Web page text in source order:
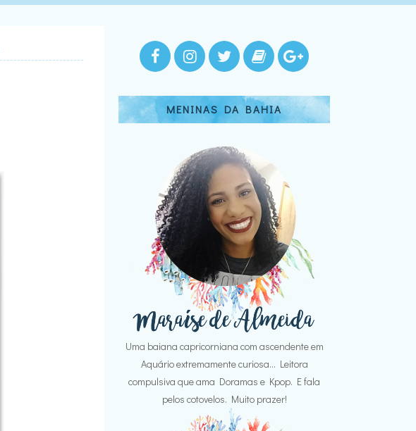
MENINAS DA BAHIA
Uma baiana capricorniana com ascendente em
Aquário extremamente curiosa... Leitora
compulsiva que ama Doramas e Kpop. E fala
pelos cotovelos. Muito prazer!